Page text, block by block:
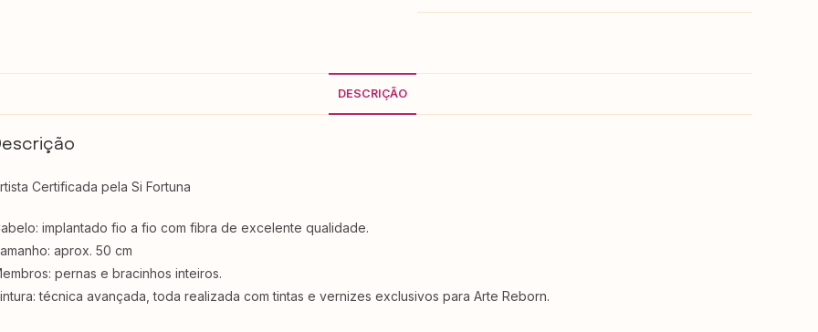
DESCRIÇÃO
Certificada pela Si Fortuna
implantado fio a fio com fibra de excelente qualidade.
aprox. 50 cm
pernas e bracinhos inteiros.
técnica avançada, toda realizada com tintas e vernizes exclusivos para Arte Reborn.